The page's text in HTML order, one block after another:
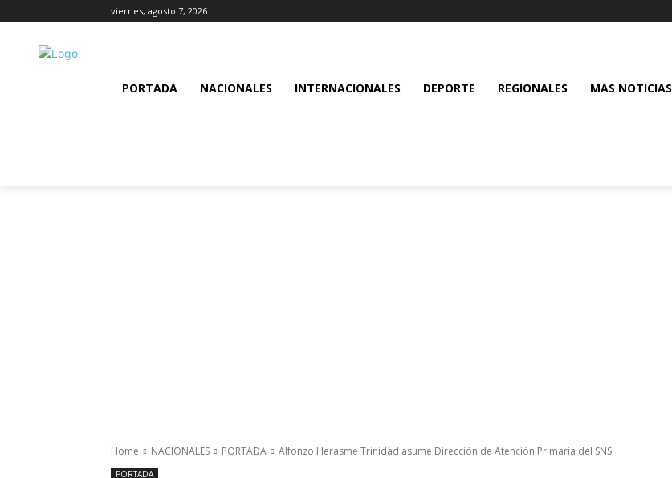
viernes, agosto 7, 2026
PORTADA NACIONALES INTERNACIONALES DEPORTE REGIONALES MAS NOTICIAS
Home NACIONALES PORTADA Alfonzo Herasme Trinidad asume Dirección de Atención Primaria del SNS
PORTADA